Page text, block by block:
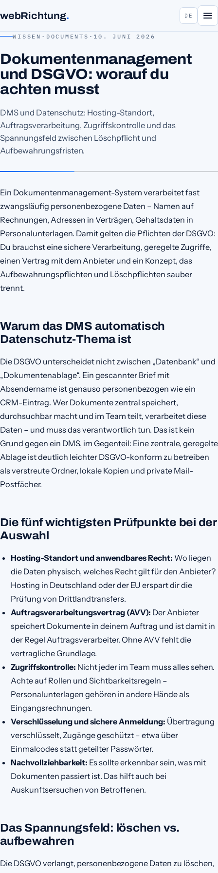
webRichtung. DE
WISSEN · DOCUMENTS ·10. JUNI 2026
Dokumentenmanagement
und DSGVO: worauf du
achten musst
DMS und Datenschutz: Hosting-Standort,
Auftragsverarbeitung, Zugriffskontrolle und das
Spannungsfeld zwischen Löschpflicht und
Aufbewahrungsfristen.
Ein Dokumentenmanagement-System verarbeitet fast
zwangsläufig personenbezogene Daten – Namen auf
Rechnungen, Adressen in Verträgen, Gehaltsdaten in
Personalunterlagen. Damit gelten die Pflichten der DSGVO:
Du brauchst eine sichere Verarbeitung, geregelte Zugriffe,
einen Vertrag mit dem Anbieter und ein Konzept, das
Aufbewahrungspflichten und Löschpflichten sauber
trennt.
Warum das DMS automatisch
Datenschutz-Thema ist
Die DSGVO unterscheidet nicht zwischen „Datenbank“ und
„Dokumentenablage“. Ein gescannter Brief mit
Absendername ist genauso personenbezogen wie ein
CRM-Eintrag. Wer Dokumente zentral speichert,
durchsuchbar macht und im Team teilt, verarbeitet diese
Daten – und muss das verantwortlich tun. Das ist kein
Grund gegen ein DMS, im Gegenteil: Eine zentrale, geregelte
Ablage ist deutlich leichter DSGVO-konform zu betreiben
als verstreute Ordner, lokale Kopien und private Mail-
Postfächer.
Die fünf wichtigsten Prüfpunkte bei der
Auswahl
Hosting-Standort und anwendbares Recht: Wo liegen
die Daten physisch, welches Recht gilt für den Anbieter?
Hosting in Deutschland oder der EU erspart dir die
Prüfung von Drittlandtransfers.
Auftragsverarbeitungsvertrag (AVV): Der Anbieter
speichert Dokumente in deinem Auftrag und ist damit in
der Regel Auftragsverarbeiter. Ohne AVV fehlt die
vertragliche Grundlage.
Zugriffskontrolle: Nicht jeder im Team muss alles sehen.
Achte auf Rollen und Sichtbarkeitsregeln –
Personalunterlagen gehören in andere Hände als
Eingangsrechnungen.
Verschlüsselung und sichere Anmeldung: Übertragung
verschlüsselt, Zugänge geschützt – etwa über
Einmalcodes statt geteilter Passwörter.
Nachvollziehbarkeit: Es sollte erkennbar sein, was mit
Dokumenten passiert ist. Das hilft auch bei
Auskunftsersuchen von Betroffenen.
Das Spannungsfeld: löschen vs.
aufbewahren
Die DSGVO verlangt, personenbezogene Daten zu löschen,